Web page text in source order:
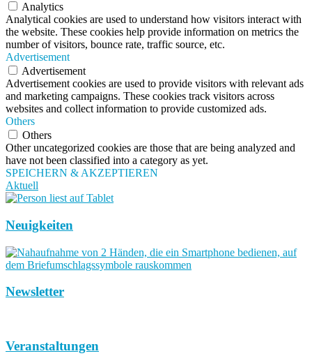
Analytics
Analytical cookies are used to understand how visitors interact with
the website. These cookies help provide information on metrics the
number of visitors, bounce rate, traffic source, etc.
Advertisement
Advertisement
Advertisement cookies are used to provide visitors with relevant ads
and marketing campaigns. These cookies track visitors across
websites and collect information to provide customized ads.
Others
Others
Other uncategorized cookies are those that are being analyzed and
have not been classified into a category as yet.
SPEICHERN & AKZEPTIEREN
Aktuell
Neuigkeiten
Newsletter
Veranstaltungen